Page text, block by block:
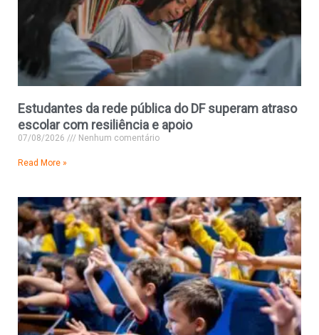
Estudantes da rede pública do DF superam atraso
escolar com resiliência e apoio
07/08/2026 Nenhum comentário
Read More »